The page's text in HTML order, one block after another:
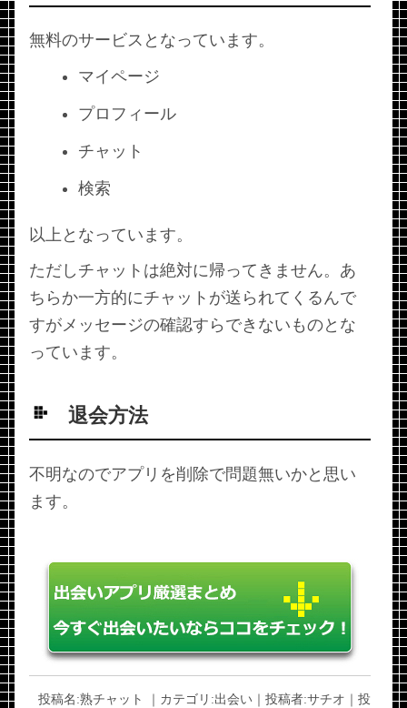
無料のサービスとなっています。
マイページ
プロフィール
チャット
検索
以上となっています。
ただしチャットは絶対に帰ってきません。あ
ちらか一方的にチャットが送られてくるんで
すがメッセージの確認すらできないものとな
っています。
退会方法
不明なのでアプリを削除で問題無いかと思い
ます。
投稿名:熟チャット ｜カテゴリ:出会い ｜投稿者:サチオ ｜投